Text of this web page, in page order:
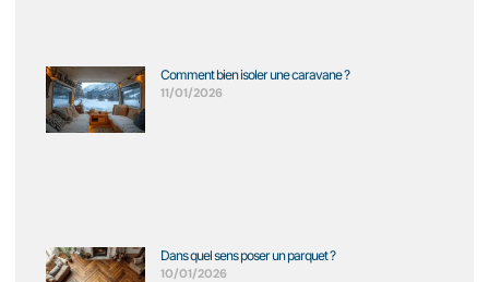
Comment bien isoler une caravane ?
11/01/2026
Dans quel sens poser un parquet ?
10/01/2026